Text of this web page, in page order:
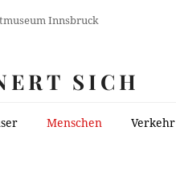
Innsbruck
SICH
Menschen Verkehr